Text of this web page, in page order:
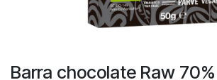
Barra chocolate Raw